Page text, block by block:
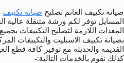
صيانة تكييف الغانم تصليح صيانة تكييف
المسايل توفر لكم ورشة متنقلة عالية
المعدات اللازمة لتصليح التكييفات
بصيانة تكييف الاسبليت والتكييفات
القديمه والحديثه مع توفير كافة قطع
كذلك نقوم بالخدمات التالية:-